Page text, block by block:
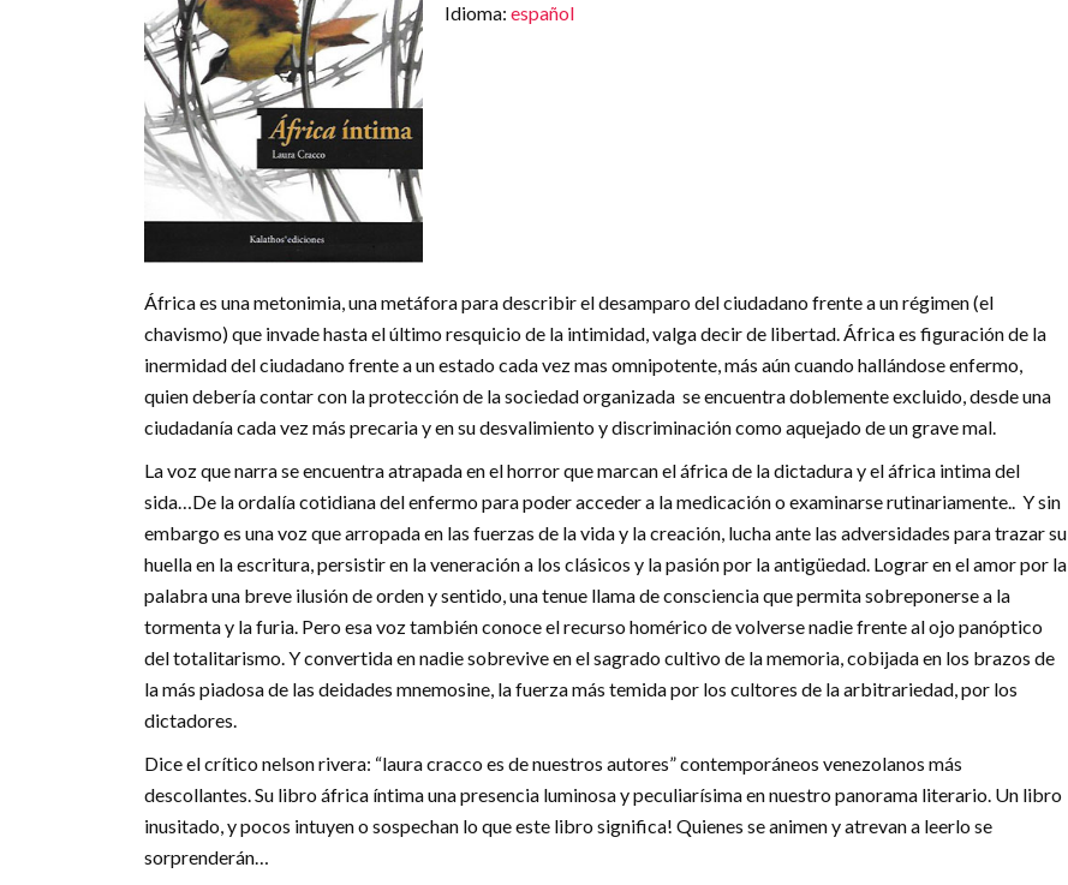
Idioma: español
África es una metonimia, una metáfora para describir el desamparo del ciudadano frente a un régimen (el
chavismo) que invade hasta el último resquicio de la intimidad, valga decir de libertad. África es figuración de la
inermidad del ciudadano frente a un estado cada vez mas omnipotente, más aún cuando hallándose enfermo,
quien debería contar con la protección de la sociedad organizada se encuentra doblemente excluido, desde una
ciudadanía cada vez más precaria y en su desvalimiento y discriminación como aquejado de un grave mal.
La voz que narra se encuentra atrapada en el horror que marcan el áfrica de la dictadura y el áfrica intima del
sida…De la ordalía cotidiana del enfermo para poder acceder a la medicación o examinarse rutinariamente.. Y sin
embargo es una voz que arropada en las fuerzas de la vida y la creación, lucha ante las adversidades para trazar su
huella en la escritura, persistir en la veneración a los clásicos y la pasión por la antigüedad. Lograr en el amor por la
palabra una breve ilusión de orden y sentido, una tenue llama de consciencia que permita sobreponerse a la
tormenta y la furia. Pero esa voz también conoce el recurso homérico de volverse nadie frente al ojo panóptico
del totalitarismo. Y convertida en nadie sobrevive en el sagrado cultivo de la memoria, cobijada en los brazos de
la más piadosa de las deidades mnemosine, la fuerza más temida por los cultores de la arbitrariedad, por los
dictadores.
Dice el crítico nelson rivera: “laura cracco es de nuestros autores” contemporáneos venezolanos más
descollantes. Su libro áfrica íntima una presencia luminosa y peculiarísima en nuestro panorama literario. Un libro
inusitado, y pocos intuyen o sospechan lo que este libro significa! Quienes se animen y atrevan a leerlo se
sorprenderán…